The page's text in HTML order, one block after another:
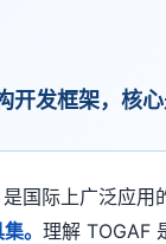
发框架，核
际上广泛应用
集。理解 TOGAF